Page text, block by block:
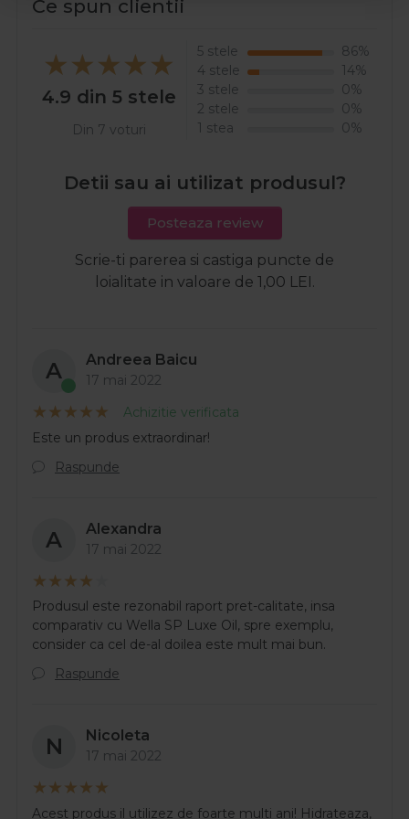
Ce spun clientii
4.9 din 5 stele
Din 7 voturi
5 stele
86%
4 stele
14%
3 stele
0%
2 stele
0%
1 stea
0%
Detii sau ai utilizat produsul?
Posteaza review
Scrie-ti parerea si castiga puncte de
loialitate in valoare de 1,00 LEI.
A Andreea Baicu
17 mai 2022
Achizitie verificata
Este un produs extraordinar!
Raspunde
A Alexandra
17 mai 2022
Produsul este rezonabil raport pret-calitate, insa
comparativ cu Wella SP Luxe Oil, spre exemplu,
consider ca cel de-al doilea este mult mai bun.
Raspunde
N Nicoleta
17 mai 2022
Acest produs il utilizez de foarte multi ani! Hidrateaza,